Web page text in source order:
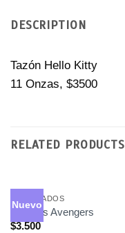
DESCRIPTION
Tazón Hello Kitty
11 Onzas, $3500
RELATED PRODUCTS
Nuevo
ESTAMPADOS
Tazones Avengers
$3.500